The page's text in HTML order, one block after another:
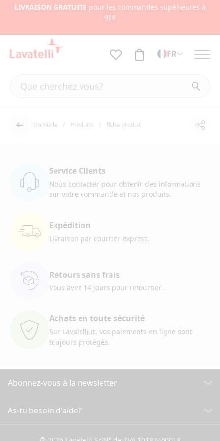
LIVRAISON GRATUITE pour les commandes supérieures à
99€
FR
Dos Domicile Produits fiche produit
Service Clients
Nous contacter pour obtenir des informations
sur votre commande et nos produits.
Expédition
Livraison par courrier express.
Retours sans frais
Vous avez 14 jours pour retourner .
Achats en toute sécurité
Sur Lavalelli.it, vos paiements en ligne sont
toujours protégés.
Abonnez-vous à la newsletter
As-tu besoin d'aide?